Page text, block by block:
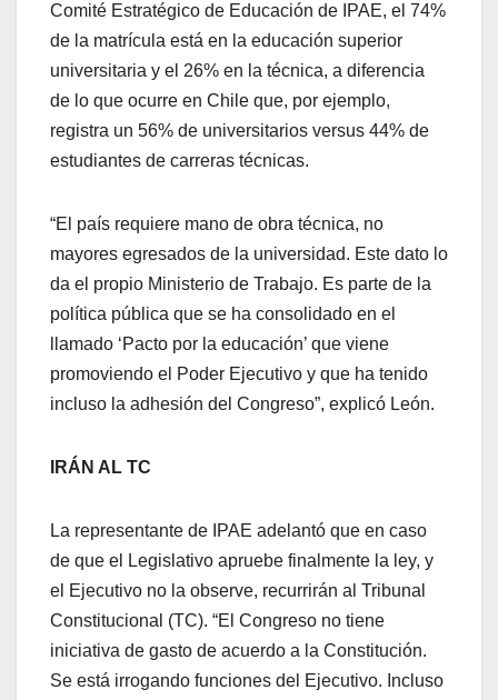
Comité Estratégico de Educación de IPAE, el 74%
de la matrícula está en la educación superior
universitaria y el 26% en la técnica, a diferencia
de lo que ocurre en Chile que, por ejemplo,
registra un 56% de universitarios versus 44% de
estudiantes de carreras técnicas.
“El país requiere mano de obra técnica, no
mayores egresados de la universidad. Este dato lo
da el propio Ministerio de Trabajo. Es parte de la
política pública que se ha consolidado en el
llamado ‘Pacto por la educación’ que viene
promoviendo el Poder Ejecutivo y que ha tenido
incluso la adhesión del Congreso”, explicó León.
IRÁN AL TC
La representante de IPAE adelantó que en caso
de que el Legislativo apruebe finalmente la ley, y
el Ejecutivo no la observe, recurrirán al Tribunal
Constitucional (TC). “El Congreso no tiene
iniciativa de gasto de acuerdo a la Constitución.
Se está irrogando funciones del Ejecutivo. Incluso